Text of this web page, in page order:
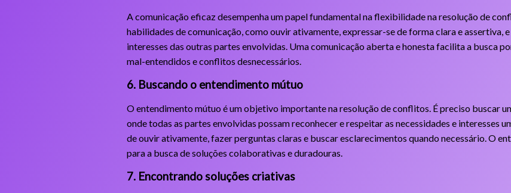
A comunicação eficaz desempenha um papel fundamental na flexibilidade na resolução de
habilidades de comunicação, como ouvir ativamente, expressar-se de forma clara e assertiva,
interesses das outras partes envolvidas. Uma comunicação aberta e honesta facilita a busca
mal-entendidos e conflitos desnecessários.
6. Buscando o entendimento mútuo
O entendimento mútuo é um objetivo importante na resolução de conflitos. É preciso buscar
onde todas as partes envolvidas possam reconhecer e respeitar as necessidades e interesses
de ouvir ativamente, fazer perguntas claras e buscar esclarecimentos quando necessário. O
para a busca de soluções colaborativas e duradouras.
7. Encontrando soluções criativas